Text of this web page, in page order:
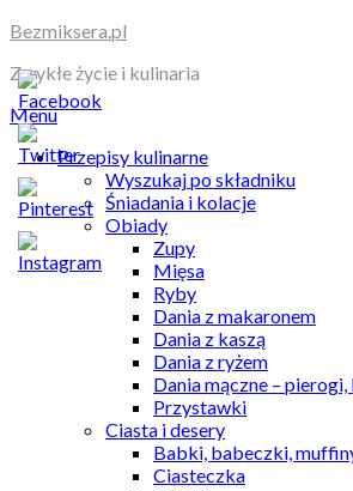
Skip
content
Bezmiksera.pl
Zwykłe życie i kulinaria
Menu
Przepisy kulinarne
Wyszukaj po składniku
Śniadania i kolacje
Obiady
Zupy
Mięsa
Ryby
Dania z makaronem
Dania z kaszą
Dania z ryżem
Dania mączne –
Przystawki
Ciasta i desery
Babki, babeczki,
Ciasteczka